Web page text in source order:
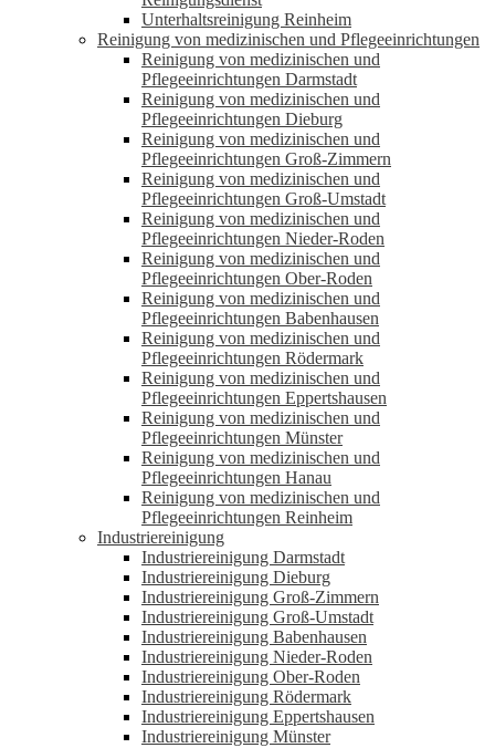
Unterhaltsreinigung Reinheim
Reinigung von medizinischen und Pflegeeinrichtungen
Reinigung von medizinischen und
Pflegeeinrichtungen Darmstadt
Reinigung von medizinischen und
Pflegeeinrichtungen Dieburg
Reinigung von medizinischen und
Pflegeeinrichtungen Groß-Zimmern
Reinigung von medizinischen und
Pflegeeinrichtungen Groß-Umstadt
Reinigung von medizinischen und
Pflegeeinrichtungen Nieder-Roden
Reinigung von medizinischen und
Pflegeeinrichtungen Ober-Roden
Reinigung von medizinischen und
Pflegeeinrichtungen Babenhausen
Reinigung von medizinischen und
Pflegeeinrichtungen Rödermark
Reinigung von medizinischen und
Pflegeeinrichtungen Eppertshausen
Reinigung von medizinischen und
Pflegeeinrichtungen Münster
Reinigung von medizinischen und
Pflegeeinrichtungen Hanau
Reinigung von medizinischen und
Pflegeeinrichtungen Reinheim
Industriereinigung
Industriereinigung Darmstadt
Industriereinigung Dieburg
Industriereinigung Groß-Zimmern
Industriereinigung Groß-Umstadt
Industriereinigung Babenhausen
Industriereinigung Nieder-Roden
Industriereinigung Ober-Roden
Industriereinigung Rödermark
Industriereinigung Eppertshausen
Industriereinigung Münster